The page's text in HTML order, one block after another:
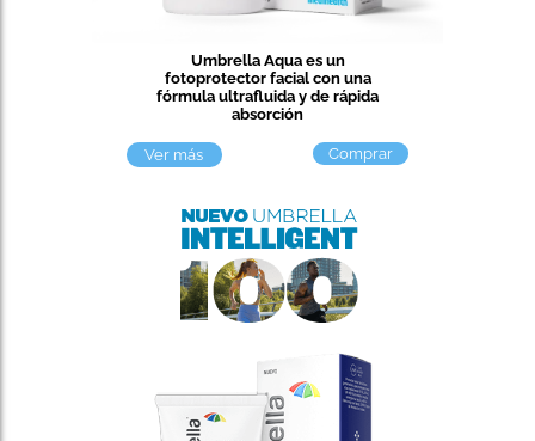
Umbrella Aqua es un
fotoprotector facial con una
fórmula ultrafluida y de rápida
absorción
Ver más Comprar